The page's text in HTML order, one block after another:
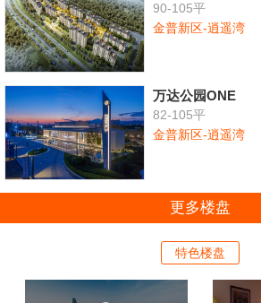
90-105平
金普新区-逍遥湾
万达公园ONE
82-105平
金普新区-逍遥湾
更多楼盘
特色楼盘